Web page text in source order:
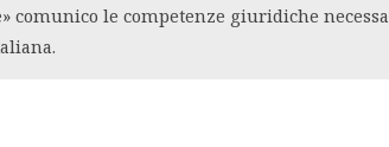
comunico le competenze giuridiche